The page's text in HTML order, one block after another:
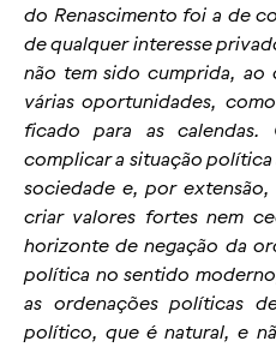
do Renascimento foi a de
de qualquer interesse
não tem sido cumprida, ao
várias oportunidades,
ficado para as
complicar a situação política
sociedade e, por
criar valores fortes nem
horizonte de negação da
política no sentido
as ordenações políticas
político, que é natural, e